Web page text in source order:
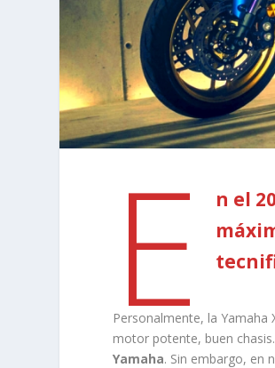
E
n el
Personalmente, la Yamaha
motor potente, buen
Yamaha. Sin embargo, en